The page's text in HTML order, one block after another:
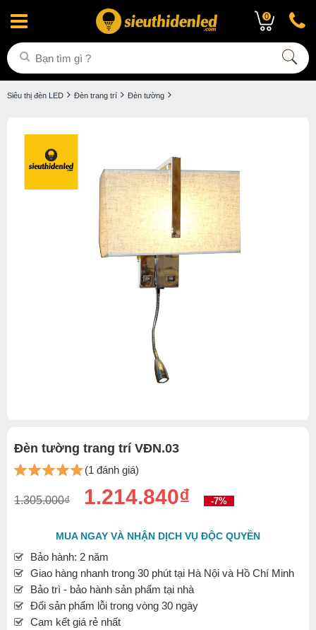
0
Siêu thị đèn LED Đèn trang trí Đèn tường
Đèn tường trang trí VĐN.03
(1 đánh giá)
1.305.000₫ 1.214.840₫ -7%
MUA NGAY VÀ NHẬN DỊCH VỤ ĐỘC QUYỀN
Bảo hành: 2 năm
Giao hàng nhanh trong 30 phút tại Hà Nội và Hồ Chí Minh
Bảo trì - bảo hành sản phẩm tại nhà
Đổi sản phẩm lỗi trong vòng 30 ngày
Cam kết giá rẻ nhất